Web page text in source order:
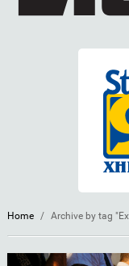
Home / Archive by tag